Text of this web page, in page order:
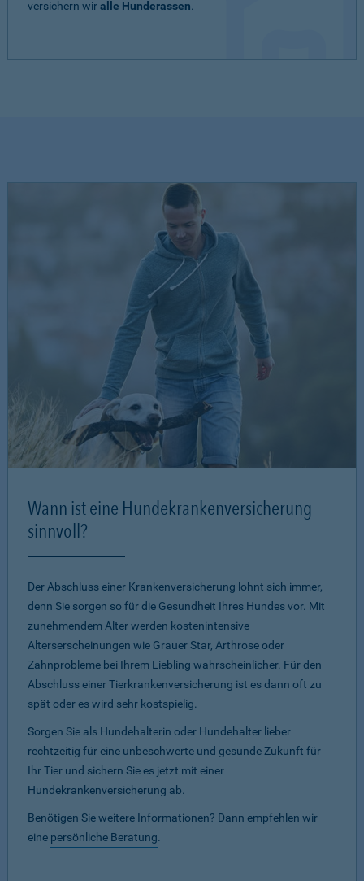
versichern wiralle Hunderassen.
Wann ist eine Hundekrankenversicherung
sinnvoll?
Der Abschluss einer Krankenversicherung lohnt sich immer,
denn Sie sorgen so für die Gesundheit Ihres Hundes vor. Mit
zunehmendem Alter werden kostenintensive
Alterserscheinungen wie Grauer Star, Arthrose oder
Zahnprobleme bei Ihrem Liebling wahrscheinlicher. Für den
Abschluss einer Tierkrankenversicherung ist es dann oft zu
spät oder es wird sehr kostspielig.
Sorgen Sie als Hundehalterin oder Hundehalter lieber
rechtzeitig für eine unbeschwerte und gesunde Zukunft für
Ihr Tier und sichern Sie es jetzt mit einer
Hundekrankenversicherung ab.
Benötigen Sie weitere Informationen? Dann empfehlen wir
eine persönliche Beratung.